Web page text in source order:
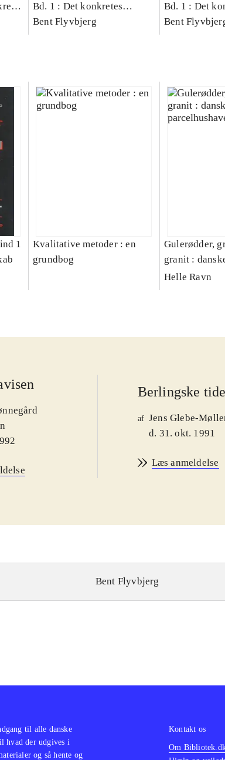
Bd. 1 : Det konkretes
videnskab
Bent Flyvbjerg
Bd. 1 : Det
videnskab
Bent
1
Kvalitative metoder : en
grundbog
Gulerødder,
granit :
Helle Ravn
Berlingske
af Jens Glebe-
d. 31. okt. 1991
Læs anmeldelse
Bent Flyvbjerg
til alle danske
hvad der udgives i
og så hente og
Kontakt os
Om